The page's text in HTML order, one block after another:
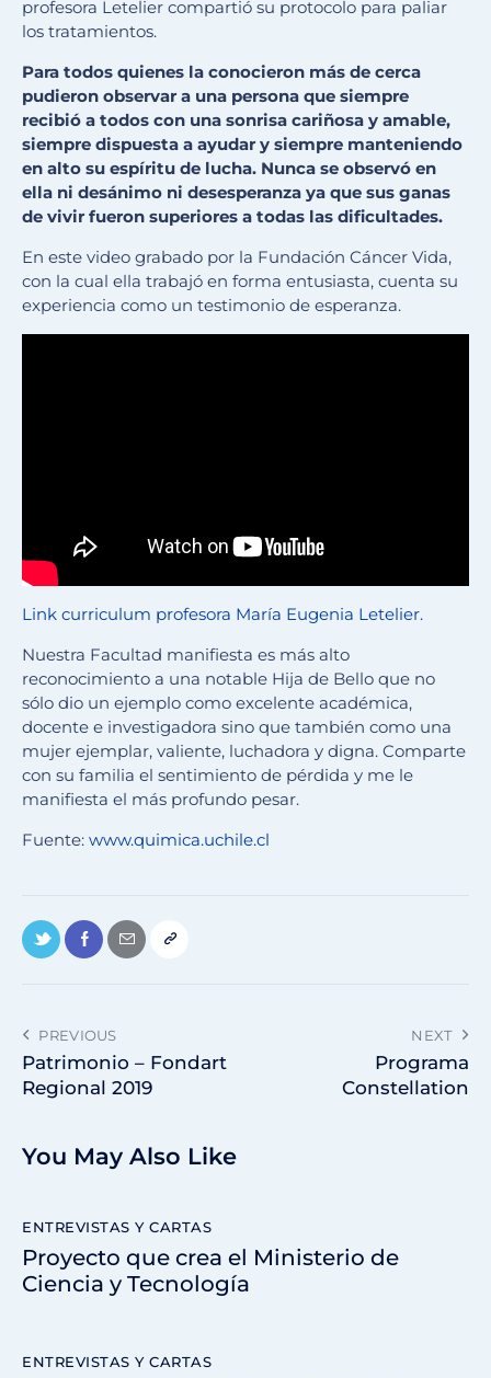
profesora Letelier compartió su protocolo para paliar
los tratamientos.
Para todos quienes la conocieron más de cerca
pudieron observar a una persona que siempre
recibió a todos con una sonrisa cariñosa y amable,
siempre dispuesta a ayudar y siempre manteniendo
en alto su espíritu de lucha. Nunca se observó en
ella ni desánimo ni desesperanza ya que sus ganas
de vivir fueron superiores a todas las dificultades.
En este video grabado por la Fundación Cáncer Vida,
con la cual ella trabajó en forma entusiasta, cuenta su
experiencia como un testimonio de esperanza.
Link curriculum profesora María Eugenia Letelier.
Nuestra Facultad manifiesta es más alto
reconocimiento a una notable Hija de Bello que no
sólo dio un ejemplo como excelente académica,
docente e investigadora sino que también como una
mujer ejemplar, valiente, luchadora y digna. Comparte
con su familia el sentimiento de pérdida y me le
manifiesta el más profundo pesar.
Fuente: www.quimica.uchile.cl
PREVIOUS
Patrimonio – Fondart
Regional 2019
NEXT
Programa
Constellation
You May Also Like
ENTREVISTAS Y CARTAS
Proyecto que crea el Ministerio de
Ciencia y Tecnología
ENTREVISTAS Y CARTAS